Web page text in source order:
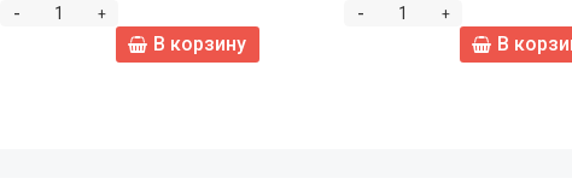
+
-
В корзину
+
-
В